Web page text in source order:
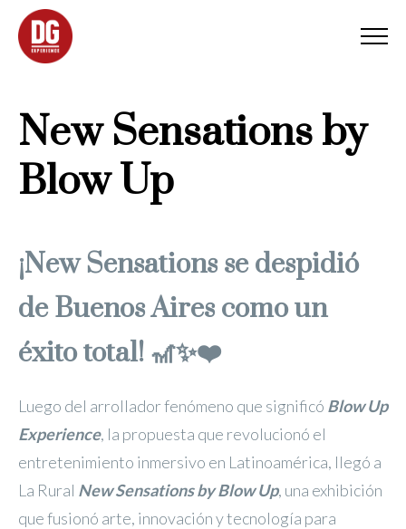
New Sensations by
Blow Up
¡New Sensations se despidió
de Buenos Aires como un
éxito total! 🎢✨❤️
Luego del arrollador fenómeno que significó Blow Up
Experience, la propuesta que revolucionó el
entretenimiento inmersivo en Latinoamérica, llegó a
La Rural New Sensations by Blow Up, una exhibición
que fusionó arte, innovación y tecnología para